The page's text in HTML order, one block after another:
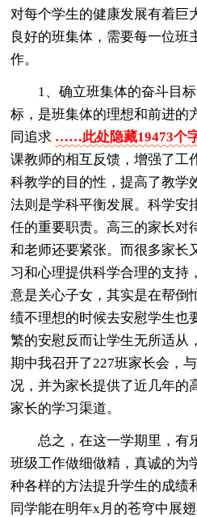
对每个学生的健康发展有着巨
良好的班集体，需要每一位班
作。
1、确立班集体的奋斗目
标，是班集体的理想和前进的
同追求 ……此处隐藏19473
课教师的相互反馈，增强了工
科教学的目的性，提高了教学
法则是学科平衡发展。科学安
任的重要职责。高三的家长对
和老师还要紧张。而很多家长
习和心理提供科学合理的支持
意是关心子女，其实是在帮倒
绩不理想的时候去安慰学生也
繁的安慰反而让学生无所适从
期中我召开了227班家长会，
况，并为家长提供了近几年的
家长的学习渠道。
总之，在这一学期里，有
班级工作做细做精，真诚的为
种各样的方法提升学生的成绩
同学能在明年x月的苍穹中展翅